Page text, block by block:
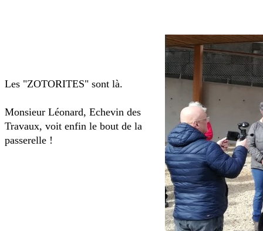
Les "ZOTORITES" sont là.
Monsieur Léonard, Echevin des
Travaux, voit enfin le bout de la
passerelle !